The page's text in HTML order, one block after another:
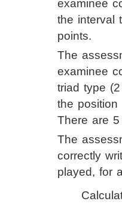
examinee
the interval
points.
The
examinee
triad type
the
There are
The
correctly
played, for